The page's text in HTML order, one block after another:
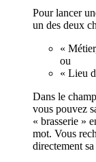
Pour lancer
un des deux
«
ou
« Lieu
Dans le
vous pouvez
« brasserie »
mot. Vous
directement